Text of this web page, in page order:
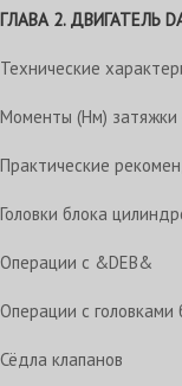
ГЛАВА 2. ДВИГАТЕЛЬ
Технические
Моменты (Нм) затяжки
Практические
Головки блока
Операции с &DEB&
Операции с головками
Сёдла клапанов